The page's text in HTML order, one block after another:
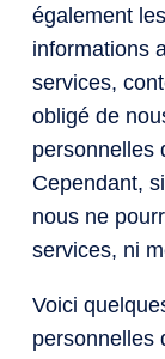
également
informations
services,
obligé de
personnelles
Cependant,
nous ne
services, ni
Voici
personnelles